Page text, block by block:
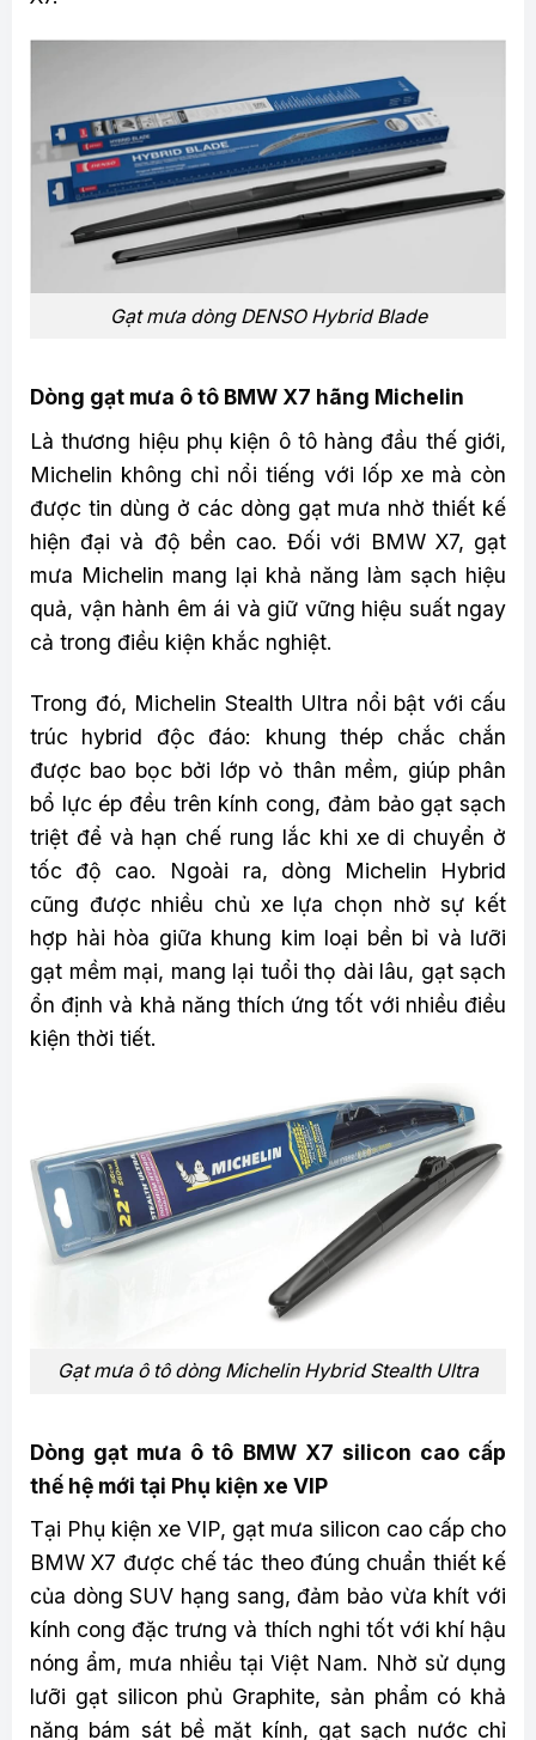
Gạt mưa dòng DENSO Hybrid Blade
Dòng gạt mưa ô tô BMW X7 hãng Michelin
Là thương hiệu phụ kiện ô tô hàng đầu thế giới,
Michelin không chỉ nổi tiếng với lốp xe mà còn
được tin dùng ở các dòng gạt mưa nhờ thiết kế
hiện đại và độ bền cao. Đối với BMW X7, gạt
mưa Michelin mang lại khả năng làm sạch hiệu
quả, vận hành êm ái và giữ vững hiệu suất ngay
cả trong điều kiện khắc nghiệt.
Trong đó, Michelin Stealth Ultra nổi bật với cấu
trúc hybrid độc đáo: khung thép chắc chắn
được bao bọc bởi lớp vỏ thân mềm, giúp phân
bổ lực ép đều trên kính cong, đảm bảo gạt sạch
triệt để và hạn chế rung lắc khi xe di chuyển ở
tốc độ cao. Ngoài ra, dòng Michelin Hybrid
cũng được nhiều chủ xe lựa chọn nhờ sự kết
hợp hài hòa giữa khung kim loại bền bỉ và lưỡi
gạt mềm mại, mang lại tuổi thọ dài lâu, gạt sạch
ổn định và khả năng thích ứng tốt với nhiều điều
kiện thời tiết.
Gạt mưa ô tô dòng Michelin Hybrid Stealth Ultra
Dòng gạt mưa ô tô BMW X7 silicon cao cấp
thế hệ mới tại Phụ kiện xe VIP
Tại Phụ kiện xe VIP, gạt mưa silicon cao cấp cho
BMW X7 được chế tác theo đúng chuẩn thiết kế
của dòng SUV hạng sang, đảm bảo vừa khít với
kính cong đặc trưng và thích nghi tốt với khí hậu
nóng ẩm, mưa nhiều tại Việt Nam. Nhờ sử dụng
lưỡi gạt silicon phủ Graphite, sản phẩm có khả
năng bám sát bề mặt kính, gạt sạch nước chỉ